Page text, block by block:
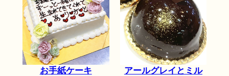
お手紙ケーキ
アールグレイとミル